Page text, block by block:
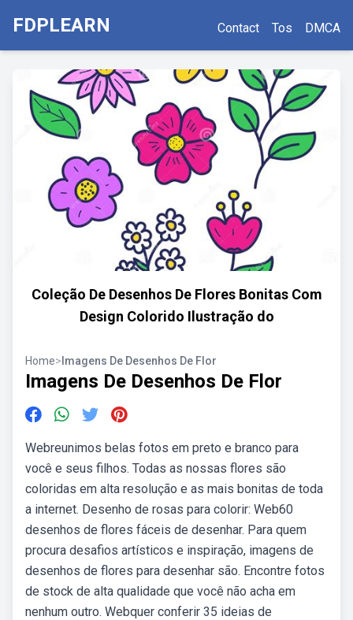
FDPLEARN Contact Tos DMCA
Coleção De Desenhos De Flores Bonitas Com
Design Colorido Ilustração do
Home> Imagens De Desenhos De Flor
Imagens De Desenhos De Flor
Webreunimos belas fotos em preto e branco para
você e seus filhos. Todas as nossas flores são
coloridas em alta resolução e as mais bonitas de toda
a internet. Desenho de rosas para colorir: Web60
desenhos de flores fáceis de desenhar. Para quem
procura desafios artísticos e inspiração, imagens de
desenhos de flores para desenhar são. Encontre fotos
de stock de alta qualidade que você não acha em
nenhum outro. Webquer conferir 35 ideias de